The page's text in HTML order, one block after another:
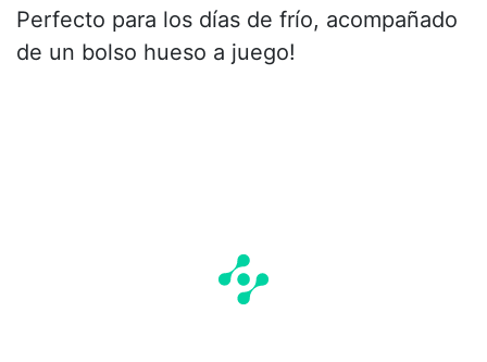
Perfecto para los días de frío, acompañado
de un bolso hueso a juego!